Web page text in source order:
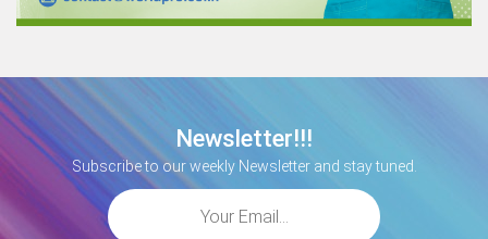
Newsletter!!!
Subscribe to our weekly Newsletter and stay tuned.